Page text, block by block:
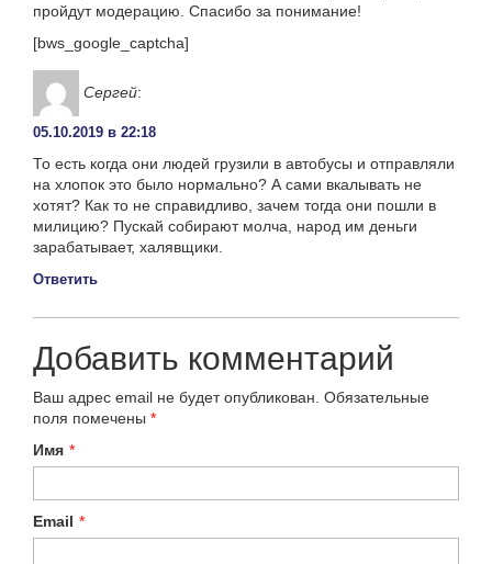
пройдут модерацию. Спасибо за понимание!
[bws_google_captcha]
Сергей:
05.10.2019 в 22:18
То есть когда они людей грузили в автобусы и отправляли
на хлопок это было нормально? А сами вкалывать не
хотят? Как то не справидливо, зачем тогда они пошли в
милицию? Пускай собирают молча, народ им деньги
зарабатывает, халявщики.
Ответить
Добавить комментарий
Ваш адрес email не будет опубликован. Обязательные
поля помечены *
Имя *
Email *